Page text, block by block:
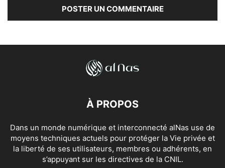
À PROPOS
Dans un monde numérique et interconnecté alNas use de
moyens techniques actuels pour protéger la Vie privée et
la liberté de ses utilisateurs, membres ou adhérents, en
s’appuyant sur les directives de la CNIL.